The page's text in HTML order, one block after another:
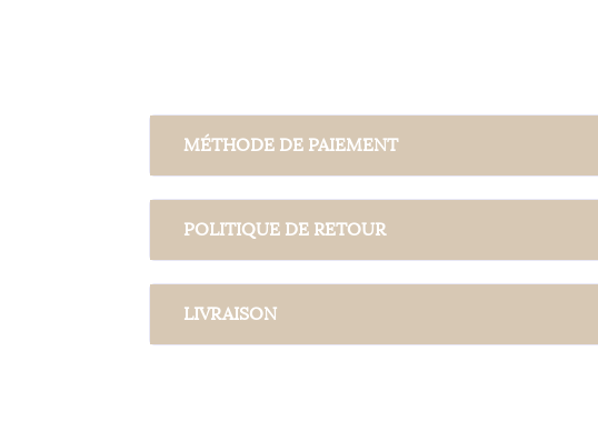
MÉTHODE DE PAIEMENT
POLITIQUE DE RETOUR
LIVRAISON